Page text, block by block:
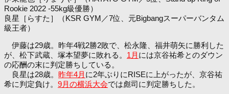
Rookie 2022 -55kg級優勝）
良星［らすた］（KSR GYM／7位、元Bigbangスーパーバンタム
級王者）
伊藤は29歳。昨年4戦2勝2敗で、松永隆、福井萌矢に勝利した
が、松下武蔵、塚本望夢に敗れる。 1月 には京谷祐希とのダウン
の応酬の末に判定勝ちしている。
良星は28歳。 昨年4月 に2年ぶりにRISEに上がったが、京谷祐
希に判定負け。 9月の横浜大会では彪司に判定勝ちした。